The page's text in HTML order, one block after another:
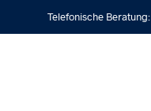
Telefonische Beratung: